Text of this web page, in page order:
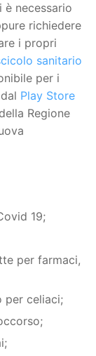
è necessario
richiedere
i propri
sanitario
per i
Play Store
Regione
19;
per farmaci,
per celiaci;